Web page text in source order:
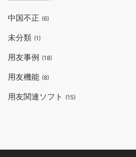
中国不正 (6)
未分類 (1)
用友事例 (18)
用友機能 (8)
用友関連ソフト (15)